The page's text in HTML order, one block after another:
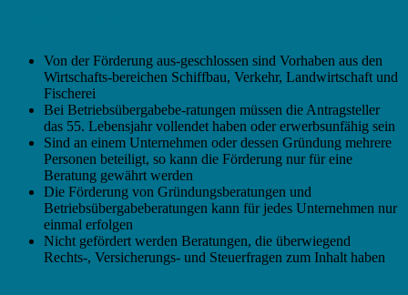
Von der Förderung aus-geschlossen sind Vorhaben aus den
Wirtschafts-bereichen Schiffbau, Verkehr, Landwirtschaft und
Fischerei
Bei Betriebsübergabebe-ratungen müssen die Antragsteller
das 55. Lebensjahr vollendet haben oder erwerbsunfähig sein
Sind an einem Unternehmen oder dessen Gründung mehrere
Personen beteiligt, so kann die Förderung nur für eine
Beratung gewährt werden
Die Förderung von Gründungsberatungen und
Betriebsübergabeberatungen kann für jedes Unternehmen nur
einmal erfolgen
Nicht gefördert werden Beratungen, die überwiegend
Rechts-, Versicherungs- und Steuerfragen zum Inhalt haben